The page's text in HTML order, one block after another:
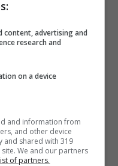
oggetto venduto
del
Nokia N82 le
content, advertising and
research and
on a device
and information from
and other device
and shared with 319
We and our partners
of partners.